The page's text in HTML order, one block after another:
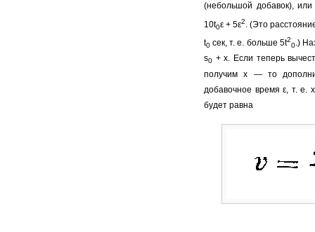
(небольшой добавок), или
10t0ε + 5ε2
. (Это
t0 сек, т. е. больше 5t2
0.)
s0 + x. Если теперь
получим х — то
добавочное время ε, т. е.
будет равна